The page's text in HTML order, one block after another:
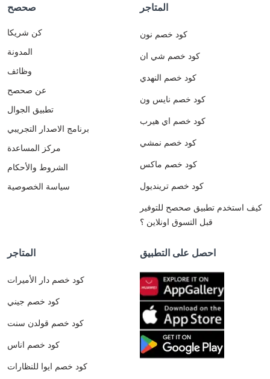
صحصح
كن شريكا
المدونة
وظائف
عن صحصح
تطبيق الجوال
برنامج الاصدار التجريبي
مركز المساعدة
الشروط والأحكام
سياسة الخصوصية
المتاجر
كود خصم نون
كود خصم شي ان
كود خصم النهدي
كود خصم نايس ون
كود خصم اي هيرب
كود خصم نمشي
كود خصم ماكس
كود خصم ترينديول
كيف استخدم تطبيق صحصح للتوفير
قبل التسوق اونلاين ؟
المتاجر
كود خصم دار الأميرات
كود خصم جيني
كود خصم قولدن سنت
كود خصم اناس
كود خصم ايوا للنظارات
احصل على التطبيق